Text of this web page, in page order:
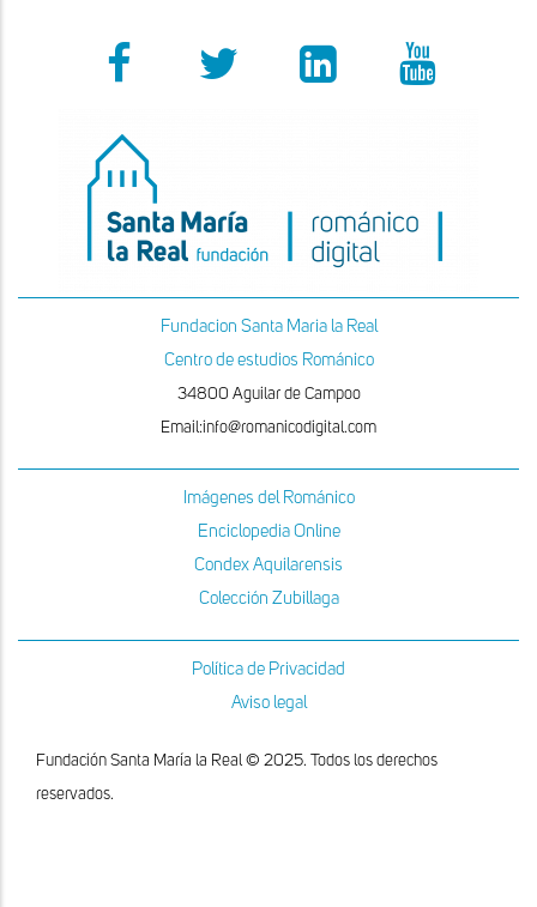
Fundacion Santa Maria la Real
Centro de estudios Románico
34800 Aguilar de Campoo
Email:info@romanicodigital.com
Imágenes del Románico
Enciclopedia Online
Condex Aquilarensis
Colección Zubillaga
Política de Privacidad
Aviso legal
Fundación Santa María la Real © 2025. Todos los derechos
reservados.